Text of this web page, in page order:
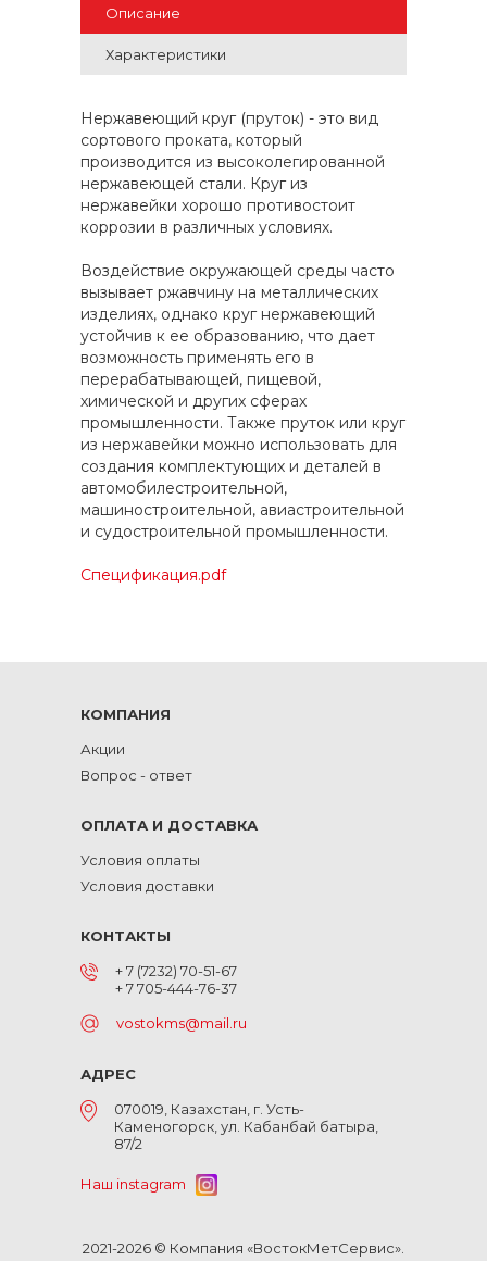
Описание
Характеристики
Нержавеющий круг (пруток) - это вид
сортового проката, который
производится из высоколегированной
нержавеющей стали. Круг из
нержавейки хорошо противостоит
коррозии в различных условиях.
Воздействие окружающей среды часто
вызывает ржавчину на металлических
изделиях, однако круг нержавеющий
устойчив к ее образованию, что дает
возможность применять его в
перерабатывающей, пищевой,
химической и других сферах
промышленности. Также пруток или круг
из нержавейки можно использовать для
создания комплектующих и деталей в
автомобилестроительной,
машиностроительной, авиастроительной
и судостроительной промышленности.
Спецификация.pdf
КОМПАНИЯ
Акции
Вопрос - ответ
ОПЛАТА И ДОСТАВКА
Условия оплаты
Условия доставки
КОНТАКТЫ
+ 7 (7232) 70-51-67
+ 7 705-444-76-37
vostokms@mail.ru
АДРЕС
070019, Казахстан, г. Усть-
Каменогорск, ул. Кабанбай батыра,
87/2
Наш instagram
2021-2026 © Компания «ВостокМетСервис».